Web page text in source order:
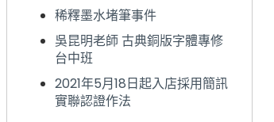
稀釋墨水堵筆事件
吳昆明老師 古典銅版字體專修
台中班
2021年5月18日起入店採用簡訊
實聯認證作法